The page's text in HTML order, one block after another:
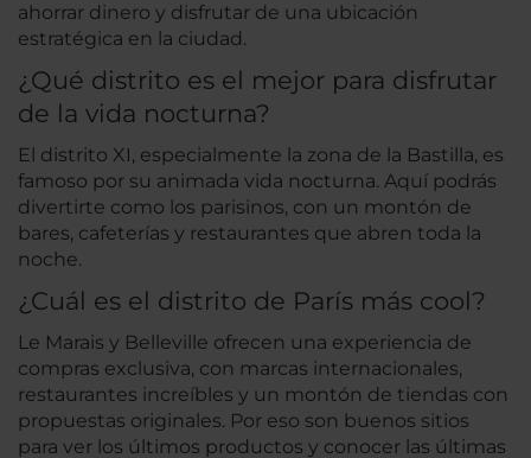
ahorrar dinero y disfrutar de una ubicación
estratégica en la ciudad.
¿Qué distrito es el mejor para disfrutar
de la vida nocturna?
El distrito XI, especialmente la zona de la Bastilla, es
famoso por su animada vida nocturna. Aquí podrás
divertirte como los parisinos, con un montón de
bares, cafeterías y restaurantes que abren toda la
noche.
¿Cuál es el distrito de París más cool?
Le Marais y Belleville ofrecen una experiencia de
compras exclusiva, con marcas internacionales,
restaurantes increíbles y un montón de tiendas con
propuestas originales. Por eso son buenos sitios
para ver los últimos productos y conocer las últimas